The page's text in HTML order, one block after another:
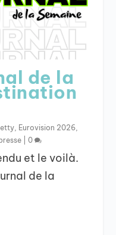
de la
, Eurovision 2026,
|0
et le voilà.
de la